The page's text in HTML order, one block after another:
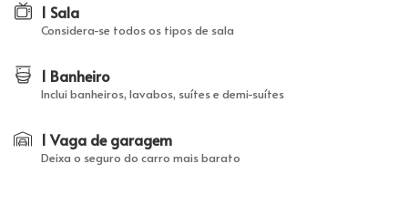
1 Sala
Considera-se todos os tipos de sala
1 Banheiro
Inclui banheiros, lavabos, suítes e demi-suítes
1 Vaga de garagem
Deixa o seguro do carro mais barato